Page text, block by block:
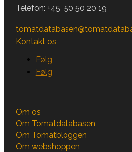
Telefon: +45 50 50 20 19
Kontakt os
Følg
Følg
Om os
Om Tomatdatabasen
Om Tomatbloggen
Om webshoppen